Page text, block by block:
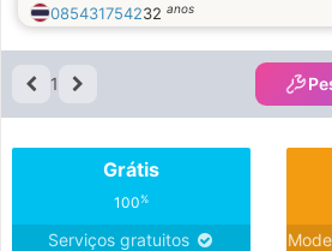
085431754232 anos
1
Grátis
100%
Serviços gratuitos